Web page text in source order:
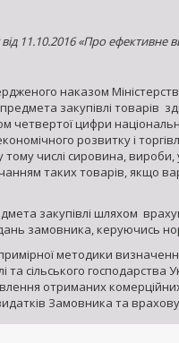
11.10.2016 «Про ефективне
наказом
закупівлі товарів
четвертої цифри
розвитку і
числі сировина,
таких товарів, якщо
закупівлі шляхом
замовника, керуючись
методики
сільського господарства
отриманих
Замовника та